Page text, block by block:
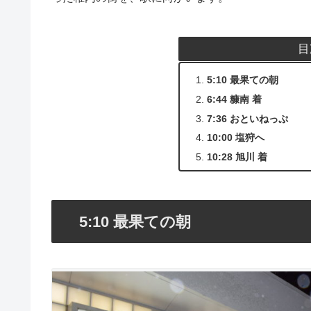
5:10 最果ての朝
6:44 糠南 着
7:36 おといねっぷ
10:00 塩狩へ
10:28 旭川 着
5:10 最果ての朝